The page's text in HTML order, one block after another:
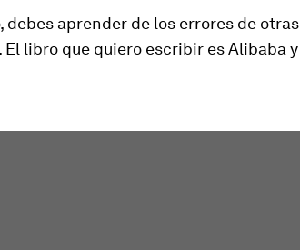
aprender de los errores de otras
libro que quiero escribir es Alibaba y